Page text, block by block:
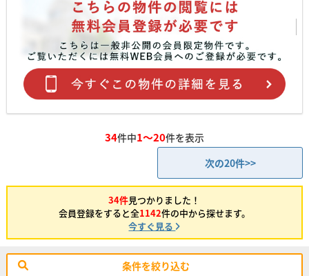
34件中1～20件を表示
次の20件>>
34件見つかりました！
会員登録をすると全1142件の中から探せます。
今すぐ見る
条件を絞り込む